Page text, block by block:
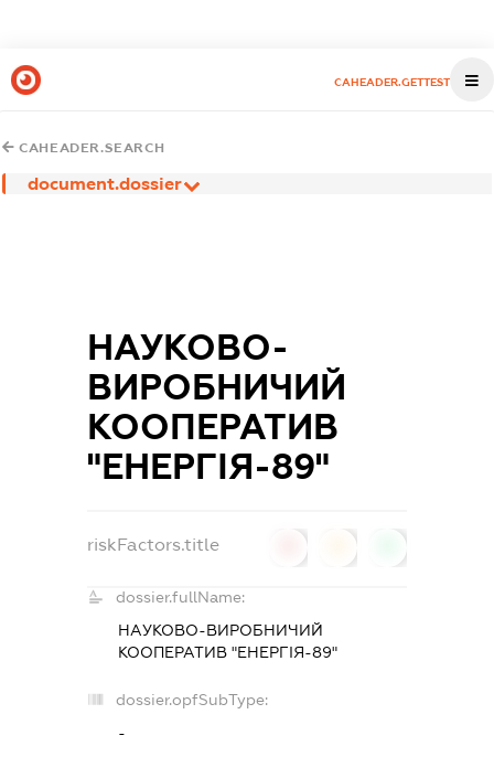
CAHEADER.GETTEST
CAHEADER.SEARCH
document.dossier
НАУКОВО-
ВИРОБНИЧИЙ
КООПЕРАТИВ
"ЕНЕРГІЯ-89"
riskFactors.title
dossier.fullName:
НАУКОВО-ВИРОБНИЧИЙ
КООПЕРАТИВ "ЕНЕРГІЯ-89"
dossier.opfSubType:
-